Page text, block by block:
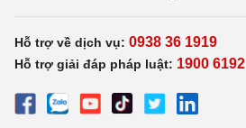
Hỗ trợ về dịch vụ: 0938 36 1919
Hỗ trợ giải đáp pháp luật: 1900 6192